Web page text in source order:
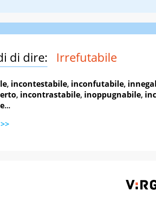
di dire: Irrefutabile
, incontestabile, inconfutabile,
, incontrastabile, inoppugnabile,
...